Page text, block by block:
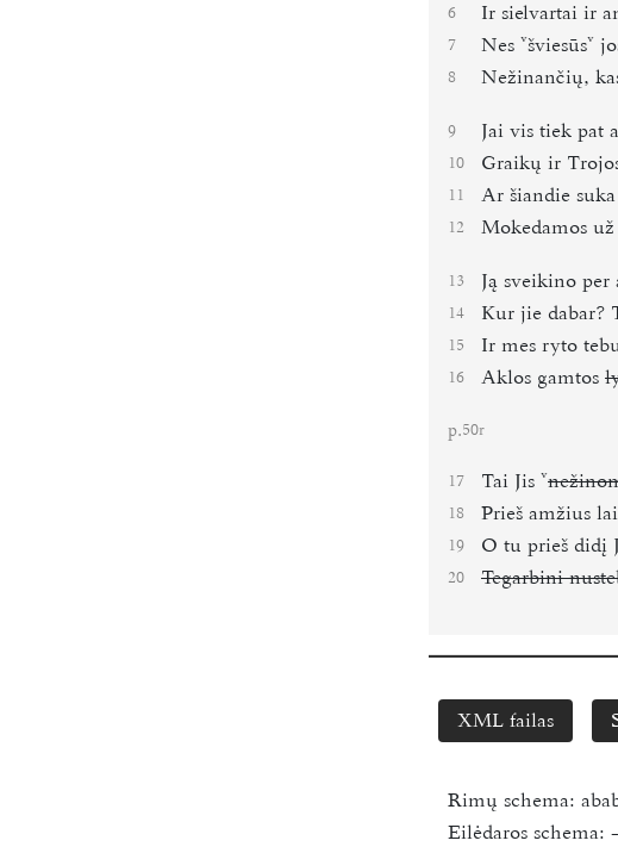
6 Ir sielvartai ir
7 Nes šviesūs
8 Nežinančių,
9 Jai vis tiek pat
10 Graikų ir
11 Ar šiandie
12 Mokedamos
13 Ją sveikino per
14 Kur jie dabar?
15 Ir mes ryto
16 Aklos gamtos
p.50r
17 Tai Jis
18 Prieš amžius
19 O tu prieš didį
20 Tegarbini
XML failas
Rimų schema:
Eilėdaros schema: